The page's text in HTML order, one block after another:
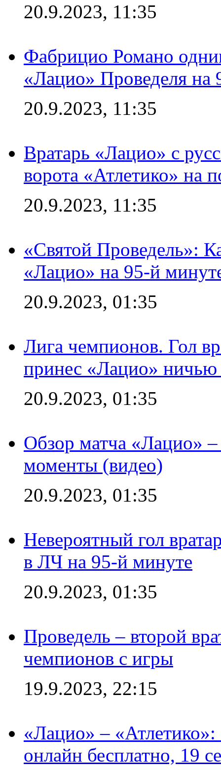
20.9.2023, 11:35
Фабрицио Романо
«Лацио» Проведеля на
20.9.2023, 11:35
Вратарь «Лацио» с
ворота «Атлетико» на
20.9.2023, 11:35
«Святой Проведель»:
«Лацио» на 95-й
20.9.2023, 01:35
Лига чемпионов. Гол
принес «Лацио» ничью
20.9.2023, 01:35
Обзор матча «Лацио»
моменты (видео)
20.9.2023, 01:35
Невероятный гол
в ЛЧ на 95-й минуте
20.9.2023, 01:35
Проведель – второй
чемпионов с игры
19.9.2023, 22:15
«Лацио» –
онлайн бесплатно, 19